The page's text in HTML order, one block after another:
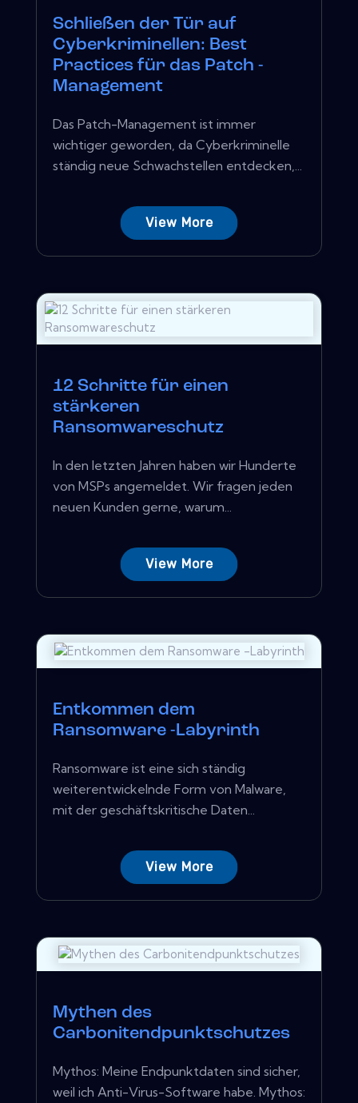
Schließen der Tür auf
Cyberkriminellen: Best
Practices für das Patch -
Management
Das Patch-Management ist immer
wichtiger geworden, da Cyberkriminelle
ständig neue Schwachstellen entdecken,...
View More
12 Schritte für einen
stärkeren
Ransomwareschutz
In den letzten Jahren haben wir Hunderte
von MSPs angemeldet. Wir fragen jeden
neuen Kunden gerne, warum...
View More
Entkommen dem
Ransomware -Labyrinth
Ransomware ist eine sich ständig
weiterentwickelnde Form von Malware,
mit der geschäftskritische Daten...
View More
Mythen des
Carbonitendpunktschutzes
Mythos: Meine Endpunktdaten sind sicher,
weil ich Anti-Virus-Software habe. Mythos: